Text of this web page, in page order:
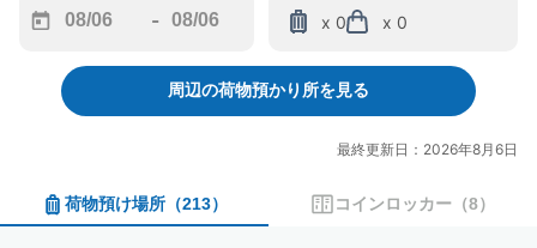
forward
interact
calendar
and
-
backward
to
interact
and
x 0 x 0
周辺の荷物預かり所を見る
最終更新日：2026年8月6日
荷物預け場所 （213） コインロッカー （8）